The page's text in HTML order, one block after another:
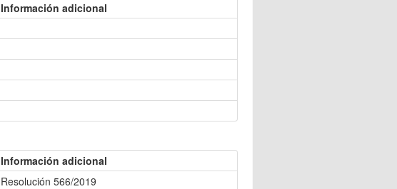
Información adicional
Información adicional
Resolución 566/2019